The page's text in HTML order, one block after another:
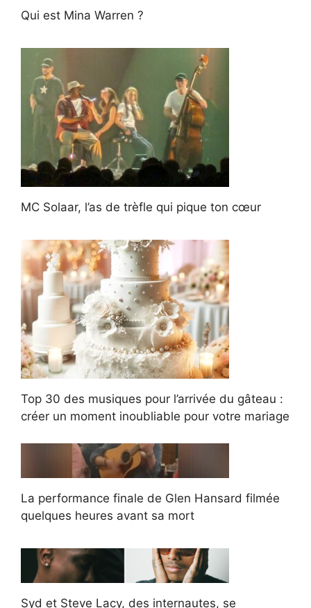
Qui est Mina Warren ?
MC Solaar, l’as de trèfle qui pique ton cœur
Top 30 des musiques pour l’arrivée du gâteau :
créer un moment inoubliable pour votre mariage
La performance finale de Glen Hansard filmée
quelques heures avant sa mort
Syd et Steve Lacy, des internautes, se